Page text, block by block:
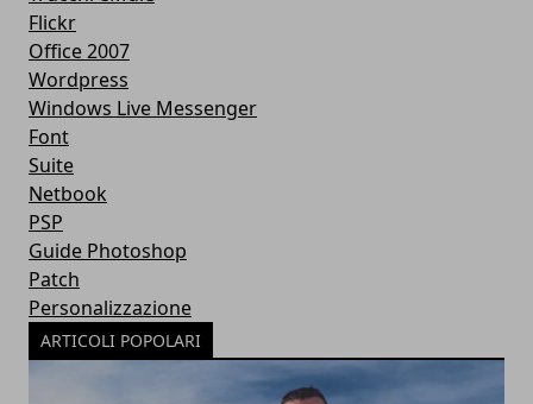
Flickr
Office 2007
Wordpress
Windows Live Messenger
Font
Suite
Netbook
PSP
Guide Photoshop
Patch
Personalizzazione
ARTICOLI POPOLARI